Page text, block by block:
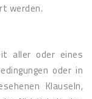
werden.
aller oder eines
oder in
Klauseln,